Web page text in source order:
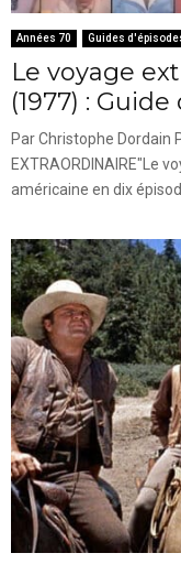
Années 70 Guides
Le voyage
(1977) :
Par Christophe Dordain
EXTRAORDINAIRE"Le
américaine en dix